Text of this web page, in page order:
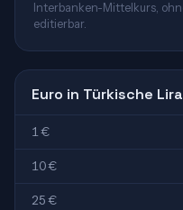
Interbanken-Mittelkurs,
editierbar.
Euro in Türkische Lira
1 €
10 €
25 €